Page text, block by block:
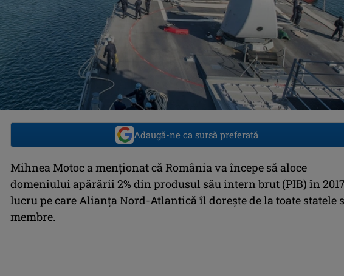
Adaugă-ne ca sursă preferată
Mihnea Motoc a menţionat că România va începe să aloce
domeniului apărării 2% din produsul său intern brut (PIB) în
lucru pe care Alianţa Nord-Atlantică îl doreşte de la toate statele
membre.